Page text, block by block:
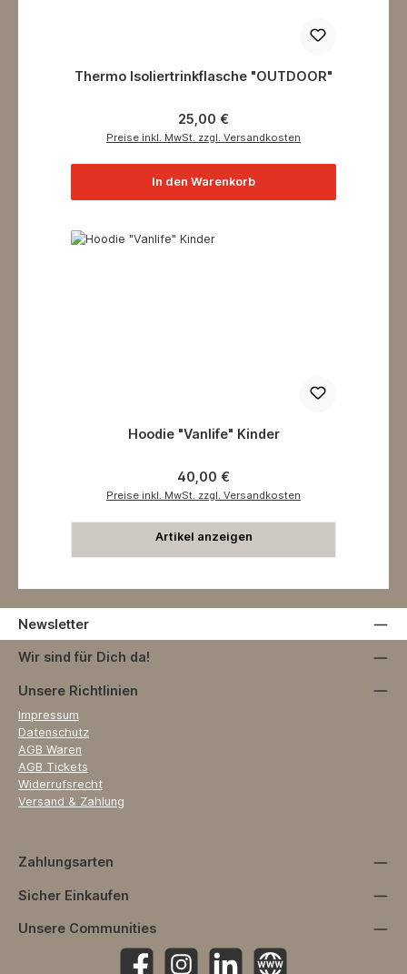
Thermo Isoliertrinkflasche "OUTDOOR"
Regulärer Preis:
25,00 €
Preise inkl. MwSt. zzgl. Versandkosten
In den Warenkorb
Hoodie "Vanlife" Kinder
Regulärer Preis:
40,00 €
Preise inkl. MwSt. zzgl. Versandkosten
Artikel anzeigen
Newsletter
Wir sind für Dich da!
Unsere Richtlinien
Impressum
Datenschutz
AGB Waren
AGB Tickets
Widerrufsrecht
Versand & Zahlung
Zahlungsarten
Sicher Einkaufen
Unsere Communities